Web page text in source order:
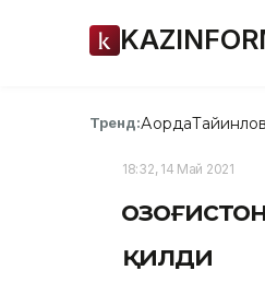
Тренд:Ақорда
18:32, 14 Май 2021
қилди